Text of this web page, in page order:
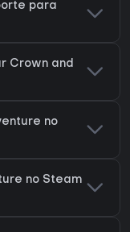
para
Crown and
no
no Steam